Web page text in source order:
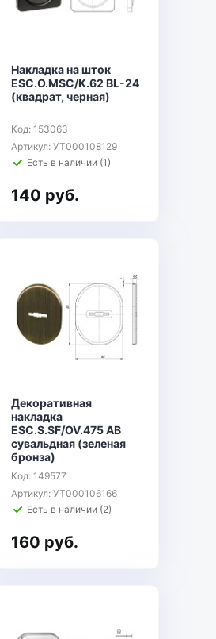
Накладка на шток
ESC.O.MSC/K.62 BL-24
(квадрат, черная)
Код: 153063
Артикул: УТ000108129
Есть в наличии (1)
140 руб.
Декоративная
накладка
ESC.S.SF/OV.475 AB
сувальдная (зеленая
бронза)
Код: 149577
Артикул: УТ000106166
Есть в наличии (2)
160 руб.